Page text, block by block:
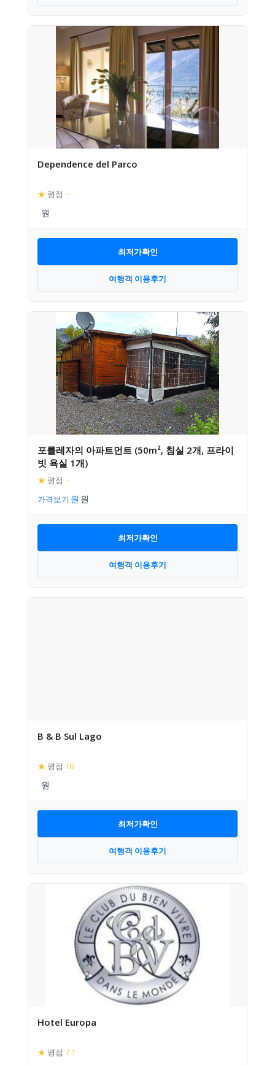
Dependence del Parco
★ 평점 –
최저가확인
여행객 이용후기
포를레자의 아파트먼트 (50m², 침실 2개, 프라이
빗 욕실 1개)
★ 평점 –
가격보기
최저가확인
여행객 이용후기
B & B Sul Lago
★ 평점 10
최저가확인
여행객 이용후기
Hotel Europa
★ 평점 7.1